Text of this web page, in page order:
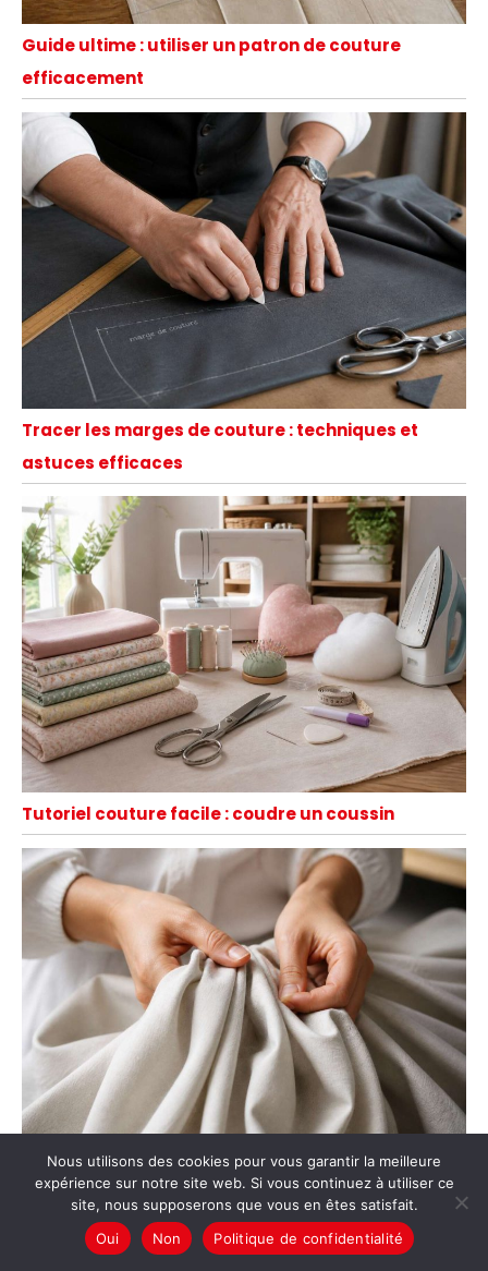
Guide ultime : utiliser un patron de couture
efficacement
Tracer les marges de couture : techniques et
astuces efficaces
Tutoriel couture facile : coudre un coussin
Comment froncer un tissu facilement ?
Nous utilisons des cookies pour vous garantir la meilleure
expérience sur notre site web. Si vous continuez à utiliser ce
site, nous supposerons que vous en êtes satisfait.
Oui
Non Politique de confidentialité